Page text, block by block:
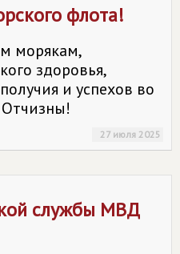
флота!
морякам,
здоровья,
и успехов во
27 июля 2025
службы МВД